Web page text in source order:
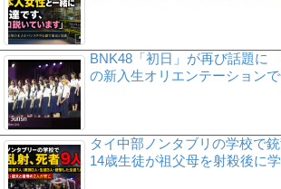
BNK48「初日」が再び話題に
の新入生オリエンテーション
タイ中部ノンタブリの学校で
14歳生徒が祖父母を射殺後に